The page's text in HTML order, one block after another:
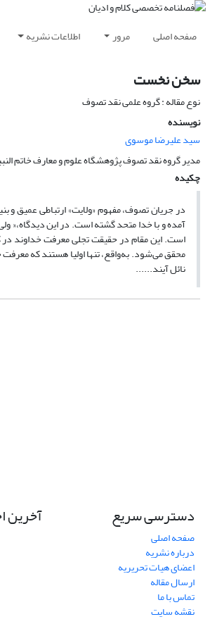
صفحه اصلی مرور اطلاعات نشریه
سخن نخست
نوع مقاله : گروه علمی نقد تصوف
نویسنده
سید علیرضا موسوی
مدیر گروه نقد تصوف پژوهشگاه علوم و معارف خاتم
چکیده
در جریان تصوف، مفهوم «ولایت» ارتباطی عمیق و
آمده و با خدا متحد گشته است. در این دیدگاه،«
است. این مقام در حقیقت تجلی معرفت خداوند
محقق می‌شود. به‌واقع، تنها اولیا هستند که معرفت
نائل آیند......
دسترسی سریع
صفحه اصلی
درباره نشریه
اعضای هیات تحریریه
ارسال مقاله
تماس با ما
نقشه سایت
آخرین